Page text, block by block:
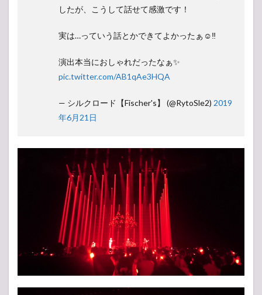
したが、こうして話せて感激です！
実は…っていう話とかできてよかったぁ☺️‼️
演出本当におしゃれだったなぁ✨
pic.twitter.com/AB1qAe3HQA
— シルクロード【Fischer's】 (@RytoSle2) 2019
年6月21日